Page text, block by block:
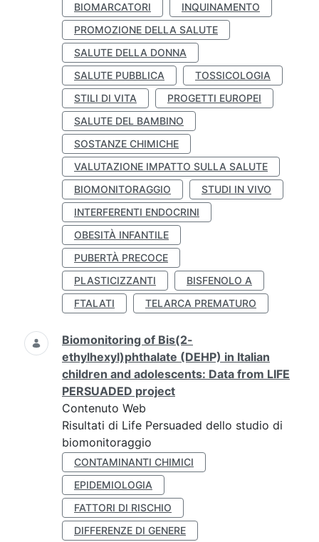
BIOMARCATORI
INQUINAMENTO
PROMOZIONE DELLA SALUTE
SALUTE DELLA DONNA
SALUTE PUBBLICA
TOSSICOLOGIA
STILI DI VITA
PROGETTI EUROPEI
SALUTE DEL BAMBINO
SOSTANZE CHIMICHE
VALUTAZIONE IMPATTO SULLA SALUTE
BIOMONITORAGGIO
STUDI IN VIVO
INTERFERENTI ENDOCRINI
OBESITÀ INFANTILE
PUBERTÀ PRECOCE
PLASTICIZZANTI
BISFENOLO A
FTALATI
TELARCA PREMATURO
Biomonitoring of Bis(2-
ethylhexyl)phthalate (DEHP) in Italian
children and adolescents: Data from LIFE
PERSUADED project
Contenuto Web
Risultati di Life Persuaded dello studio di
biomonitoraggio
CONTAMINANTI CHIMICI
EPIDEMIOLOGIA
FATTORI DI RISCHIO
DIFFERENZE DI GENERE